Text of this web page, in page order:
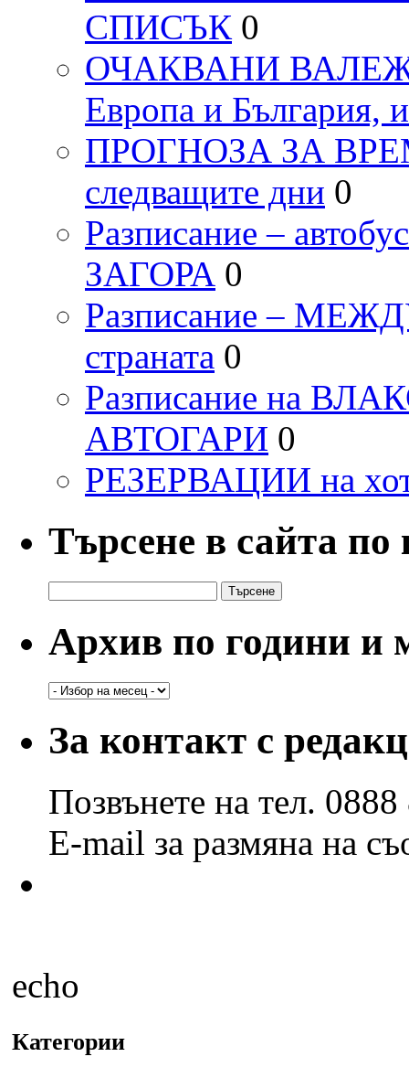
СПИСЪК 0
ОЧАКВАНИ ВАЛЕЖИ
Европа и България,
ПРОГНОЗА ЗА
следващите дни 0
Разписание –
ЗАГОРА 0
Разписание –
страната 0
Разписание на
АВТОГАРИ 0
РЕЗЕРВАЦИИ на
Търсене в сайта
за:
Архив по години и
Архив
и
месеци
За контакт с
Позвънете на тел.
E-mail за размяна на
echo
Категории